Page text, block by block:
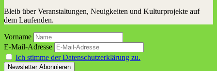
Bleib über Veranstaltungen, Neuigkeiten und Kulturprojekte auf
dem Laufenden.
Vorname
E-Mail-Adresse
Ich stimme der Datenschutzerklärung zu.